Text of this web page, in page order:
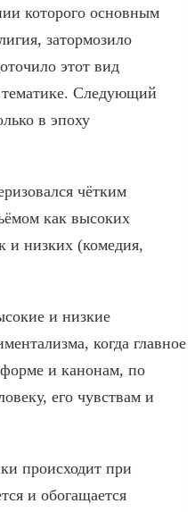
которого основным
затормозило
этот вид
тематике. Следующий
в эпоху
чётким
как высоких
и низких (комедия,
и низкие
когда главное
и канонам, по
его чувствам и
происходит при
и обогащается